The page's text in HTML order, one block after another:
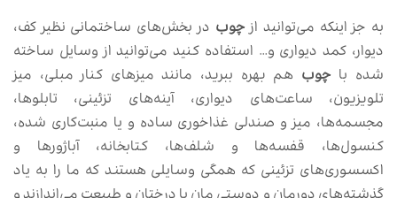
به جز اینکه می‌توانید ازچوب در بخش‌های ساختمانی نظیر کف،
دیوار، کمد دیواری و… استفاده کنید می‌توانید از وسایل ساخته
شده باچوب هم بهره ببرید، مانند میزهای کنار مبلی، میز
تلویزیون، ساعت‌های دیواری، آینه‌های تزئینی، تابلوها،
مجسمه‌ها، میز و صندلی غذاخوری ساده و یا منبت‌کاری شده،
کنسول‌ها، قفسه‌ها و شلف‌ها، کتابخانه، آباژورها و
اکسسوری‌های تزئینی که همگی وسایلی هستند که ما را به یاد